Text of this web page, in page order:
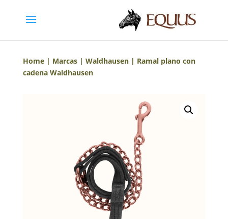
Home| Marcas| Waldhausen| Ramal plano con
cadena Waldhausen